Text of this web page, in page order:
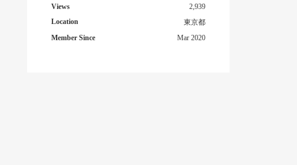
Views
2,939
Location
東京都
Member Since
Mar 2020